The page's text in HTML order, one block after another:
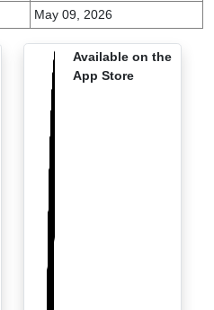
May 09, 2026
Available on the
App Store